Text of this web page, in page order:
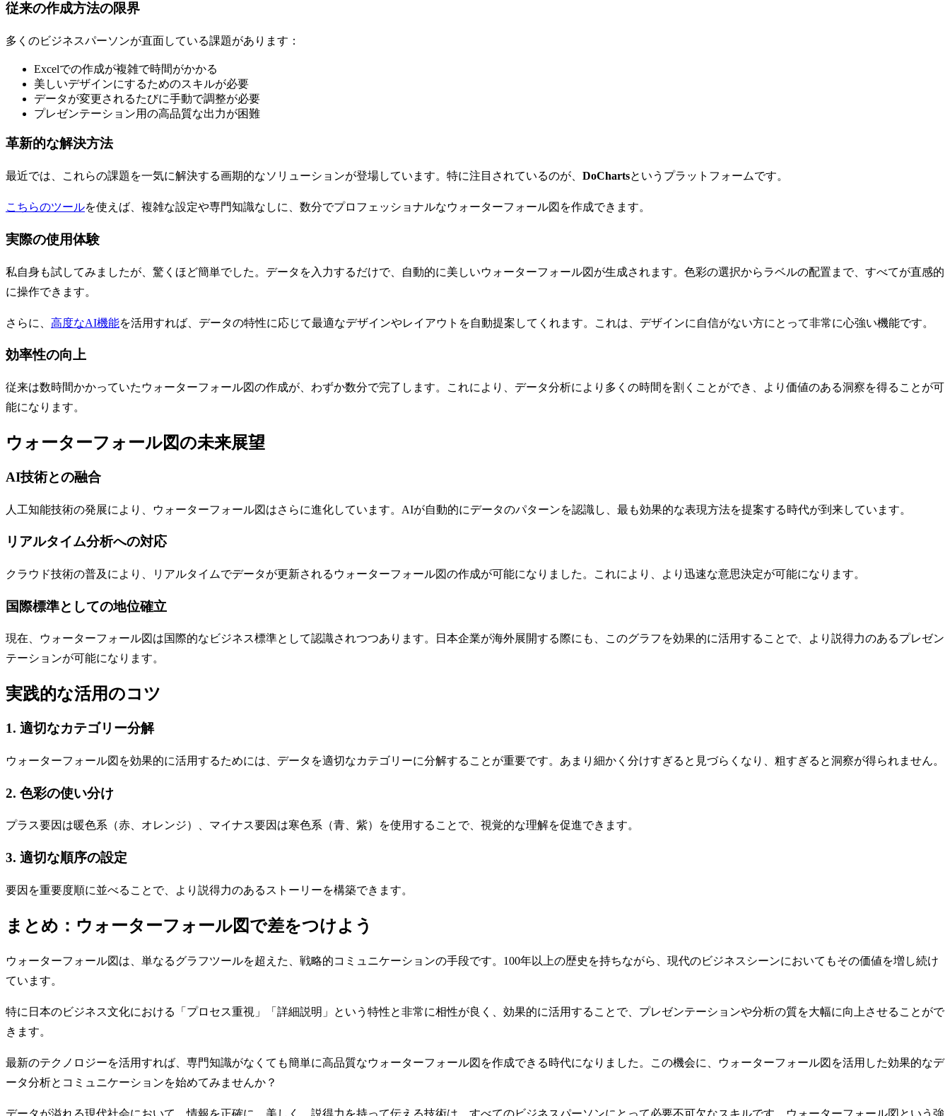
従来の作成方法の限界
多くのビジネスパーソンが直面している課題があります：
Excelでの作成が複雑で時間がかかる
美しいデザインにするためのスキルが必要
データが変更されるたびに手動で調整が必要
プレゼンテーション用の高品質な出力が困難
革新的な解決方法
最近では、これらの課題を一気に解決する画期的なソリューションが登場しています。特に注目されているのが、 DoChartsというプラットフォームです。
こちらのツールを使えば、複雑な設定や専門知識なしに、数分でプロフェッショナルなウォーターフォール図を作成できます。
実際の使用体験
私自身も試してみましたが、驚くほど簡単でした。データを入力するだけで、自動的に美しいウォーターフォール図が生成されます。色彩の選択からラベルの配置まで、すべてが直感的
に操作できます。
さらに、 高度なAI機能を活用すれば、データの特性に応じて最適なデザインやレイアウトを自動提案してくれます。これは、デザインに自信がない方にとって非常に心強い機能です。
効率性の向上
従来は数時間かかっていたウォーターフォール図の作成が、わずか数分で完了します。これにより、データ分析により多くの時間を割くことができ、より価値のある洞察を得ることが可
能になります。
ウォーターフォール図の未来展望
AI技術との融合
人工知能技術の発展により、ウォーターフォール図はさらに進化しています。AIが自動的にデータのパターンを認識し、最も効果的な表現方法を提案する時代が到来しています。
リアルタイム分析への対応
クラウド技術の普及により、リアルタイムでデータが更新されるウォーターフォール図の作成が可能になりました。これにより、より迅速な意思決定が可能になります。
国際標準としての地位確立
現在、ウォーターフォール図は国際的なビジネス標準として認識されつつあります。日本企業が海外展開する際にも、このグラフを効果的に活用することで、より説得力のあるプレゼン
テーションが可能になります。
実践的な活用のコツ
1. 適切なカテゴリー分解
ウォーターフォール図を効果的に活用するためには、データを適切なカテゴリーに分解することが重要です。あまり細かく分けすぎると見づらくなり、粗すぎると洞察が得られません。
2. 色彩の使い分け
プラス要因は暖色系（赤、オレンジ）、マイナス要因は寒色系（青、紫）を使用することで、視覚的な理解を促進できます。
3. 適切な順序の設定
要因を重要度順に並べることで、より説得力のあるストーリーを構築できます。
まとめ：ウォーターフォール図で差をつけよう
ウォーターフォール図は、単なるグラフツールを超えた、戦略的コミュニケーションの手段です。100年以上の歴史を持ちながら、現代のビジネスシーンにおいてもその価値を増し続け
ています。
特に日本のビジネス文化における「プロセス重視」「詳細説明」という特性と非常に相性が良く、効果的に活用することで、プレゼンテーションや分析の質を大幅に向上させることがで
きます。
最新のテクノロジーを活用すれば、専門知識がなくても簡単に高品質なウォーターフォール図を作成できる時代になりました。この機会に、ウォーターフォール図を活用した効果的なデ
ータ分析とコミュニケーションを始めてみませんか？
データが溢れる現代社会において、情報を正確に、美しく、説得力を持って伝える技術は、すべてのビジネスパーソンにとって必要不可欠なスキルです。ウォーターフォール図という強